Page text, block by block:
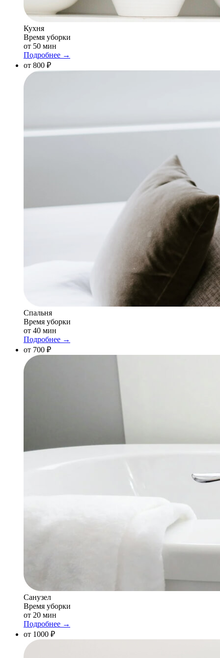
Кухня
Время уборки
от 50 мин
Подробнее →
от 800 ₽
Спальня
Время уборки
от 40 мин
Подробнее →
от 700 ₽
Санузел
Время уборки
от 20 мин
Подробнее →
от 1000 ₽